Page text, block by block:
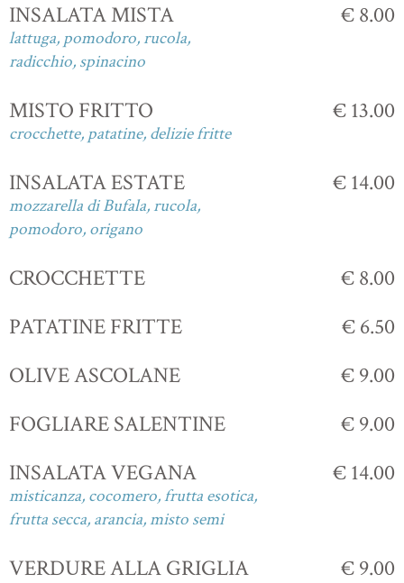
INSALATA MISTA
lattuga, pomodoro, rucola,
radicchio, spinacino
€ 8.00
MISTO FRITTO
crocchette, patatine, delizie fritte
€ 13.00
INSALATA ESTATE
mozzarella di Bufala, rucola,
pomodoro, origano
€ 14.00
CROCCHETTE
€ 8.00
PATATINE FRITTE
€ 6.50
OLIVE ASCOLANE
€ 9.00
FOGLIARE SALENTINE
€ 9.00
INSALATA VEGANA
misticanza, cocomero, frutta esotica,
frutta secca, arancia, misto semi
€ 14.00
VERDURE ALLA GRIGLIA € 9.00